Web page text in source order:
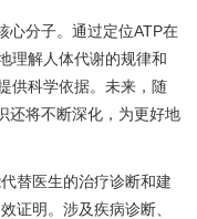
心分子。通过定位ATP在
理解人体代谢的规律和
供科学依据。未来，随
还将不断深化，为更好地
替医生的治疗诊断和建
证明。涉及疾病诊断、